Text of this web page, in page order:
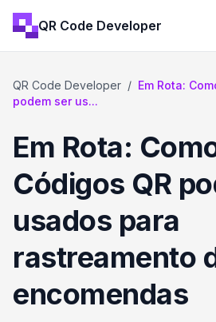
QR Code Developer
QR Code Developer / Em Rota:
podem ser us...
Em Rota:
Códigos QR
usados para
rastreamento
encomendas